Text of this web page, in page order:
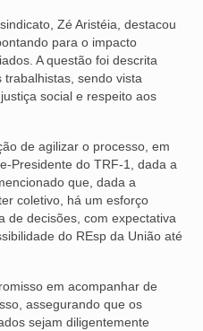
JUDICIAL
Zé Aristéia, destacou
para o impacto
A questão foi descrita
sendo vista
social e respeito aos
de agilizar o processo, em
Presidente do TRF-1, dada a
que, dada a
coletivo, há um esforço
de decisões, com expectativa
do REsp da União até
em acompanhar de
assegurando que os
sejam diligentemente